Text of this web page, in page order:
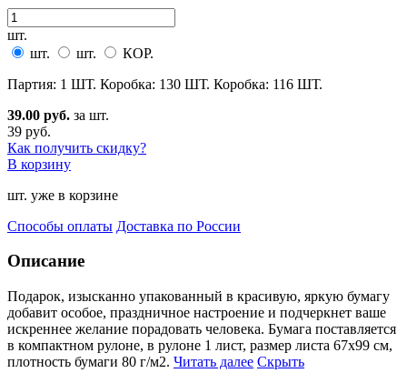
шт.
шт.
шт.
КОР.
Партия: 1 ШТ. Коробка: 130 ШТ. Коробка: 116 ШТ.
39.00 руб. за шт.
39 руб.
Как получить скидку?
В корзину
шт. уже в корзине
Способы оплаты Доставка по России
Описание
Подарок, изысканно упакованный в красивую, яркую бумагу
добавит особое, праздничное настроение и подчеркнет ваше
искреннее желание порадовать человека. Бумага поставляется
в компактном рулоне, в рулоне 1 лист, размер листа 67х99 см,
плотность бумаги 80 г/м2. Читать далее Скрыть